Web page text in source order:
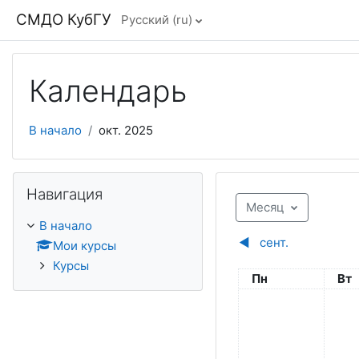
СМДО КубГУ Русский ‎(ru)‎
Календарь
В начало окт. 2025
Месяц
◀︎ сент.
Понедельник
Пн Вт
Навигация
В начало
Мои курсы
Курсы